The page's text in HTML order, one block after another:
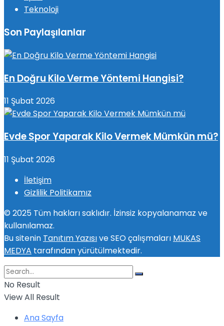
Teknoloji
Son Paylaşılanlar
En Doğru Kilo Verme Yöntemi Hangisi?
11 Şubat 2026
Evde Spor Yaparak Kilo Vermek Mümkün mü?
11 Şubat 2026
İletişim
Gizlilik Politikamız
© 2025 Tüm hakları saklıdır. İzinsiz kopyalanamaz ve
kullanılamaz.
Bu sitenin Tanıtım Yazısıve SEO çalışmaları MUKAS
MEDYA tarafından yürütülmektedir.
No Result
View All Result
Ana Sayfa